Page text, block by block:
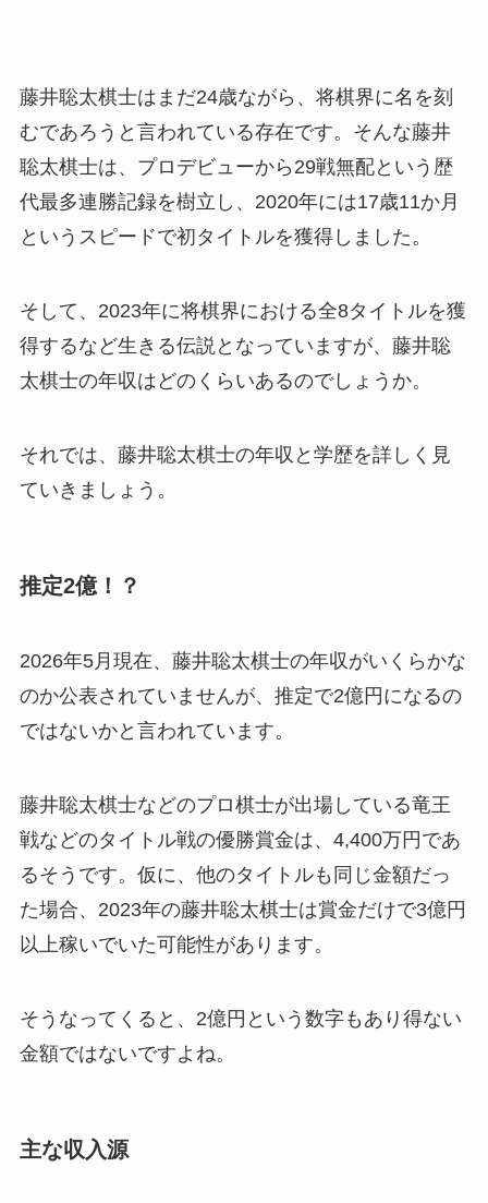
藤井聡太棋士はまだ24歳ながら、将棋界に名を刻
むであろうと言われている存在です。そんな藤井
聡太棋士は、プロデビューから29戦無配という歴
代最多連勝記録を樹立し、2020年には17歳11か月
というスピードで初タイトルを獲得しました。
そして、2023年に将棋界における全8タイトルを獲
得するなど生きる伝説となっていますが、藤井聡
太棋士の年収はどのくらいあるのでしょうか。
それでは、藤井聡太棋士の年収と学歴を詳しく見
ていきましょう。
推定2億！？
2026年5月現在、藤井聡太棋士の年収がいくらかな
のか公表されていませんが、推定で2億円になるの
ではないかと言われています。
藤井聡太棋士などのプロ棋士が出場している竜王
戦などのタイトル戦の優勝賞金は、4,400万円であ
るそうです。仮に、他のタイトルも同じ金額だっ
た場合、2023年の藤井聡太棋士は賞金だけで3億円
以上稼いでいた可能性があります。
そうなってくると、2億円という数字もあり得ない
金額ではないですよね。
主な収入源